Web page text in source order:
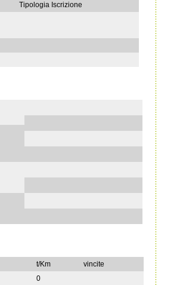
Tipologia Iscrizione
t/Km
vincite
0